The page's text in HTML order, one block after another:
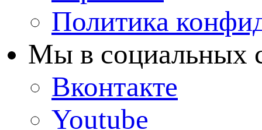
Политика
Мы в cоциальных
Вконтакте
Youtube